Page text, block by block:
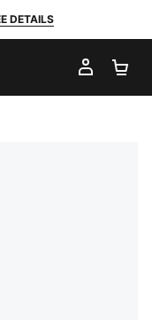
DETAILS
MI